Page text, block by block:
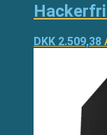
DKK 2.509,38